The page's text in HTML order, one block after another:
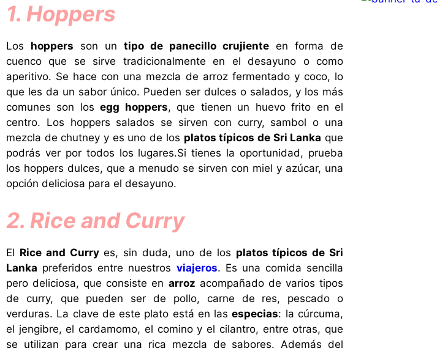
1. Hoppers
Los hoppers son un tipo de panecillo crujiente en forma de
cuenco que se sirve tradicionalmente en el desayuno o como
aperitivo. Se hace con una mezcla de arroz fermentado y coco, lo
que les da un sabor único. Pueden ser dulces o salados, y los más
comunes son losegg hoppers, que tienen un huevo frito en el
centro. Los hoppers salados se sirven con curry, sambol o una
mezcla de chutney y es uno de los platos típicos de Sri Lanka que
podrás ver por todos los lugares.Si tienes la oportunidad, prueba
los hoppers dulces, que a menudo se sirven con miel y azúcar, una
opción deliciosa para el desayuno.
2. Rice and Curry
El Rice and Curryes, sin duda, uno de los platos típicos de Sri
Lanka preferidos entre nuestros viajeros. Es una comida sencilla
pero deliciosa, que consiste en arroz acompañado de varios tipos
de curry, que pueden ser de pollo, carne de res, pescado o
verduras. La clave de este plato está en lasespecias: la cúrcuma,
el jengibre, el cardamomo, el comino y el cilantro, entre otras, que
se utilizan para crear una rica mezcla de sabores. Además del